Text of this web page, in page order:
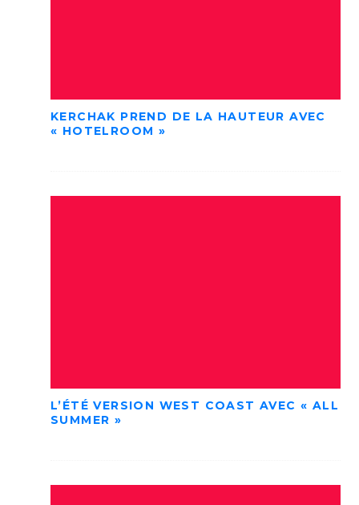
KERCHAK PREND DE LA HAUTEUR AVEC
« HOTELROOM »
L’ÉTÉ VERSION WEST COAST AVEC « ALL
SUMMER »